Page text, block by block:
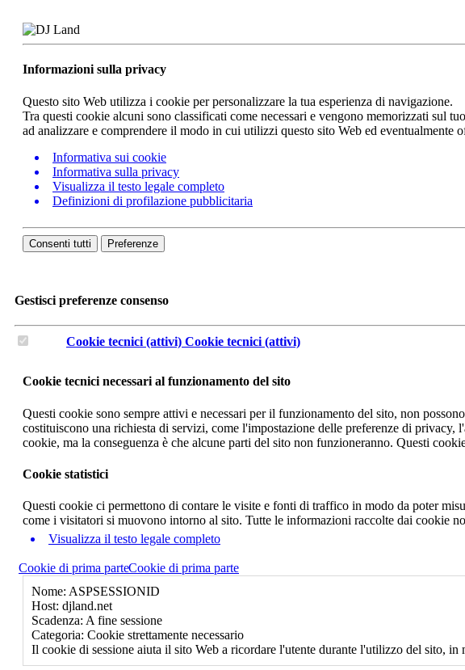
Informazioni sulla privacy
Questo sito Web utilizza i cookie per personalizzare la tua esperienza di navigazione.
Tra questi cookie alcuni sono classificati come necessari e vengono memorizzati sul
ad analizzare e comprendere il modo in cui utilizzi questo sito Web ed
Informativa sui cookie
Informativa sulla privacy
Visualizza il testo legale completo
Definizioni di profilazione pubblicitaria
Consenti tutti Preferenze
Gestisci preferenze consenso
Cookie tecnici (attivi) Cookie tecnici (attivi)
Cookie tecnici necessari al funzionamento del sito
Questi cookie sono sempre attivi e necessari per il funzionamento del sito, non
costituiscono una richiesta di servizi, come l'impostazione delle preferenze di
cookie, ma la conseguenza è che alcune parti del sito non funzioneranno. Questi
Cookie statistici
Questi cookie ci permettono di contare le visite e fonti di traffico in modo da poter
come i visitatori si muovono intorno al sito. Tutte le informazioni raccolte dai cookie
Visualizza il testo legale completo
Cookie di prima parteCookie di prima parte
Nome: ASPSESSIONID
Host: djland.net
Scadenza: A fine sessione
Categoria: Cookie strettamente necessario
Il cookie di sessione aiuta il sito Web a ricordare l'utente durante l'utilizzo del sito,